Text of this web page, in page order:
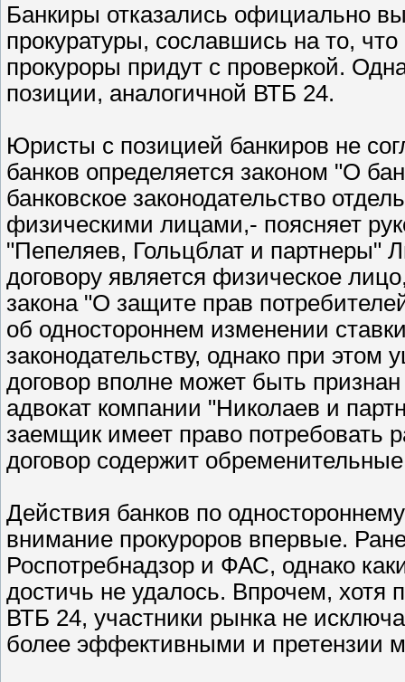
Банкиры отказались официально
прокуратуры, сославшись на то,
прокуроры придут с проверкой.
позиции, аналогичной ВТБ 24.
Юристы с позицией банкиров не
банков определяется законом "О
банковское законодательство
физическими лицами,- поясняет
"Пепеляев, Гольцблат и партнеры"
договору является физическое
закона "О защите прав
об одностороннем изменении
законодательству, однако при
договор вполне может быть
адвокат компании "Николаев и
заемщик имеет право потребовать
договор содержит
Действия банков по
внимание прокуроров впервые.
Роспотребнадзор и ФАС, однако
достичь не удалось. Впрочем, хотя
ВТБ 24, участники рынка не
более эффективными и претензии